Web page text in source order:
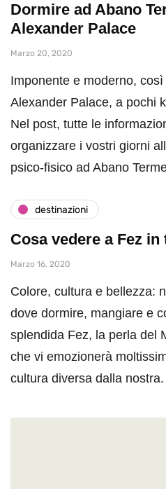
Dormire ad Abano
Alexander Palace
Marzo 20, 2020
Imponente e moderno, così
Alexander Palace, a pochi
Nel post, tutte le
organizzare i vostri giorni
psico-fisico ad Abano
destinazioni
Cosa vedere a Fez
Marzo 16, 2020
Colore, cultura e bellezza:
dove dormire, mangiare e
splendida Fez, la perla del
che vi emozionerà
cultura diversa dalla nostra.